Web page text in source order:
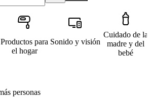
Productos para
el hogar
Sonido y visión
Cuidado de la
madre y del
bebé